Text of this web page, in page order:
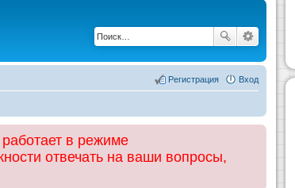
Вход
Регистрация
в режиме
отвечать на ваши вопросы,